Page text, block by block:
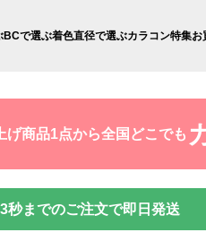
BCで選ぶ着色直径で選ぶカラコン特集お
げ商品1点から全国どこでも
秒までのご注文で即日発送